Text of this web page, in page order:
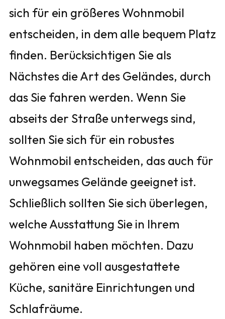
sich für ein größeres Wohnmobil
entscheiden, in dem alle bequem Platz
finden. Berücksichtigen Sie als
Nächstes die Art des Geländes, durch
das Sie fahren werden. Wenn Sie
abseits der Straße unterwegs sind,
sollten Sie sich für ein robustes
Wohnmobil entscheiden, das auch für
unwegsames Gelände geeignet ist.
Schließlich sollten Sie sich überlegen,
welche Ausstattung Sie in Ihrem
Wohnmobil haben möchten. Dazu
gehören eine voll ausgestattete
Küche, sanitäre Einrichtungen und
Schlafräume.